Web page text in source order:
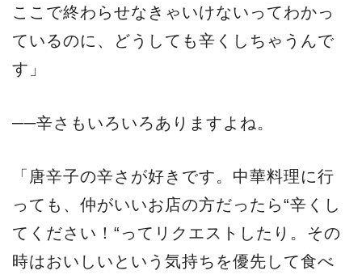
ここで終わらせなきゃいけないってわかっ
ているのに、どうしても辛くしちゃうんで
す」
──辛さもいろいろありますよね。
「唐辛子の辛さが好きです。中華料理に行
っても、仲がいいお店の方だったら“辛くし
てください！“ってリクエストしたり。その
時はおいしいという気持ちを優先して食べ